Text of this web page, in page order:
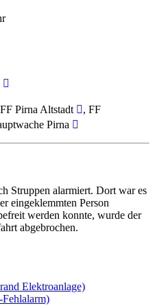
Pirna Altstadt
, FF
Pirna
Struppen alarmiert. Dort war es
eingeklemmten Person
werden konnte, wurde der
abgebrochen.
Elektroanlage)